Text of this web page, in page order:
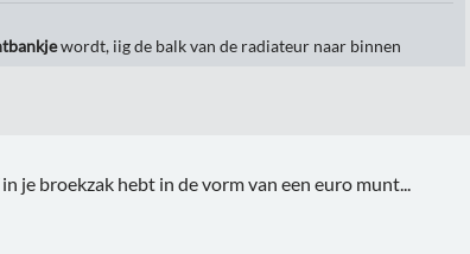
wordt, iig de balk van de radiateur naar binnen
je broekzak hebt in de vorm van een euro munt...